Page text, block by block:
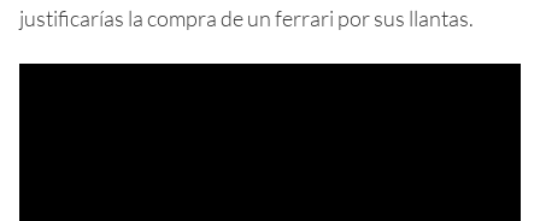
justificarías la compra de un ferrari por sus llantas.